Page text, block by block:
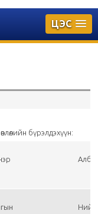
ЦЭС
бүрэлдэхүүн: